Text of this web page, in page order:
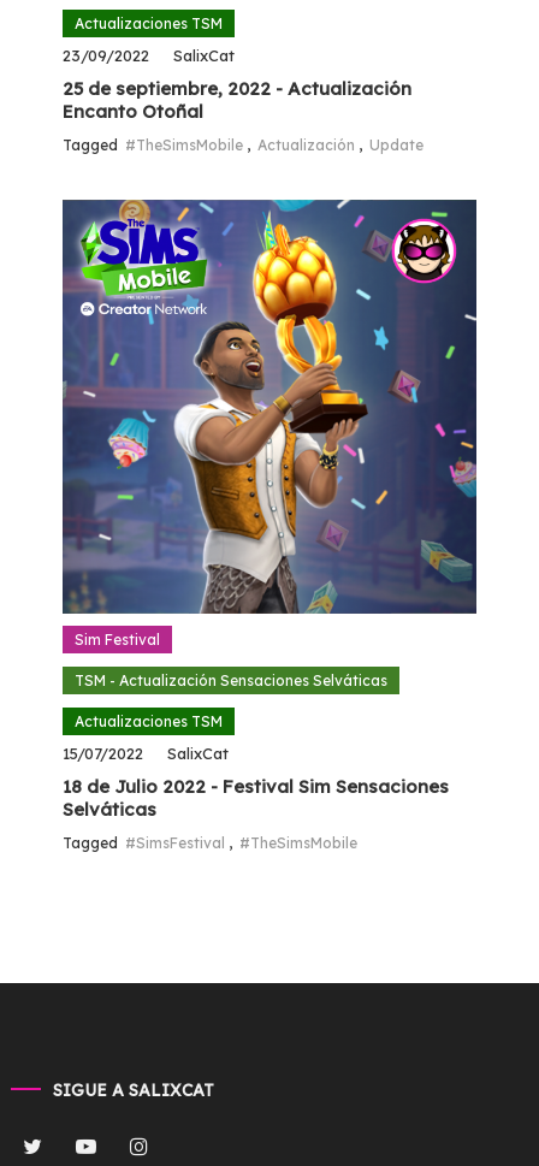
Actualizaciones TSM
23/09/2022 SalixCat
25 de septiembre, 2022 - Actualización
Encanto Otoñal
Tagged #TheSimsMobile , Actualización , Update
Sim Festival
TSM - Actualización Sensaciones Selváticas
Actualizaciones TSM
15/07/2022 SalixCat
18 de Julio 2022 - Festival Sim Sensaciones
Selváticas
Tagged #SimsFestival , #TheSimsMobile
SIGUE A SALIXCAT